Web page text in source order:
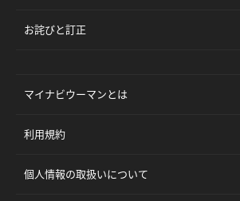
お詫びと訂正
マイナビウーマンとは
利用規約
個人情報の取扱いについて